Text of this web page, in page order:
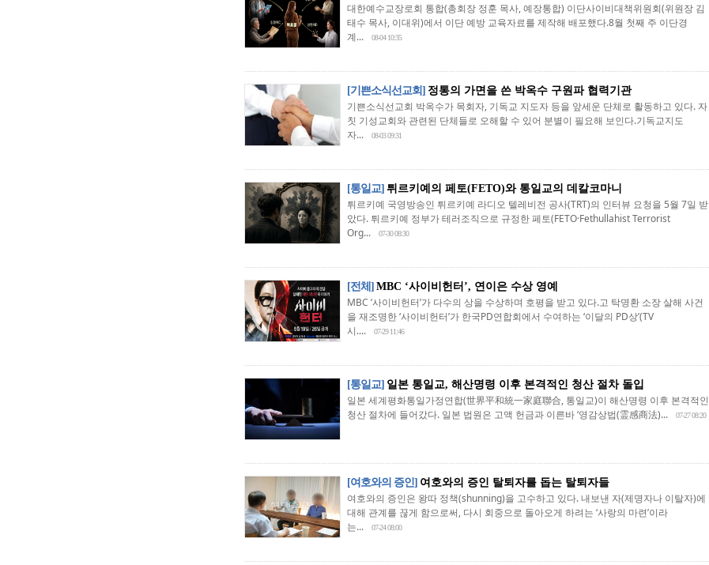
대한예수교장로회 통합(총회장 정훈 목사, 예장통합) 이단사이비대책위원회(위원장 김
태수 목사, 이대위)에서 이단 예방 교육자료를 제작해 배포했다.8월 첫째 주 이단경
계...
08-04 10:35
[기쁜소식선교회] 정통의 가면을 쓴 박옥수 구원파 협력기관
기쁜소식선교회 박옥수가 목회자, 기독교 지도자 등을 앞세운 단체로 활동하고 있다. 자
칫 기성교회와 관련된 단체들로 오해할 수 있어 분별이 필요해 보인다.기독교지도
자...
08-03 09:31
[통일교] 튀르키예의 페토(FETO)와 통일교의 데칼코마니
튀르키예 국영방송인 튀르키예 라디오 텔레비전 공사(TRT)의 인터뷰 요청을 5월 7일 받
았다. 튀르키예 정부가 테러조직으로 규정한 페토(FETO·Fethullahist Terrorist
Org...
07-30 08:30
[전체] MBC ‘사이비헌터’, 연이은 수상 영예
MBC ‘사이비헌터’가 다수의 상을 수상하며 호평을 받고 있다.고 탁명환 소장 살해 사건
을 재조명한 ‘사이비헌터’가 한국PD연합회에서 수여하는 ‘이달의 PD상’(TV
시....
07-29 11:46
[통일교] 일본 통일교, 해산명령 이후 본격적인 청산 절차 돌입
일본 세계평화통일가정연합(世界平和統一家庭聯合, 통일교)이 해산명령 이후 본격적인
청산 절차에 들어갔다. 일본 법원은 고액 헌금과 이른바 ‘영감상법(霊感商法)...
07-27 08:20
[여호와의 증인] 여호와의 증인 탈퇴자를 돕는 탈퇴자들
여호와의 증인은 왕따 정책(shunning)을 고수하고 있다. 내보낸 자(제명자나 이탈자)에
대해 관계를 끊게 함으로써, 다시 회중으로 돌아오게 하려는 ‘사랑의 마련’이라
는...
07-24 08:00